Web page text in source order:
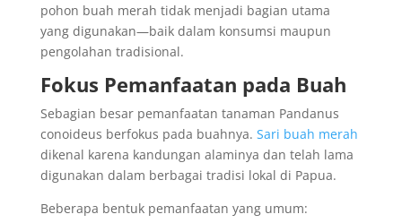
pohon buah merah tidak menjadi bagian utama
yang digunakan—baik dalam konsumsi maupun
pengolahan tradisional.
Fokus Pemanfaatan pada Buah
Sebagian besar pemanfaatan tanaman Pandanus
conoideus berfokus pada buahnya. Sari buah merah
dikenal karena kandungan alaminya dan telah lama
digunakan dalam berbagai tradisi lokal di Papua.
Beberapa bentuk pemanfaatan yang umum: